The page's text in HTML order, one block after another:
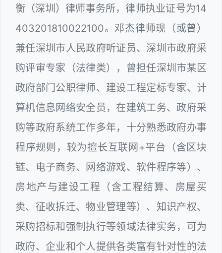
衡（深圳）律师事务所，律师执业证号为14
403201810022100。邓杰律师现（或曾）
兼任深圳市人民政府听证员、深圳市政府采
购评审专家（法律类），曾担任深圳市某区
政府部门公职律师、建设工程定标专家、计
算机信息网络安全员，在建筑工务、政府采
购等政府系统工作多年，十分熟悉政府办事
程序规则，较为擅长互联网+平台（含区块
链、电子商务、网络游戏、软件程序等）、
房地产与建设工程（含工程结算、房屋买
卖、征收拆迁、物业管理等）、知识产权、
采购招标和强制执行等领域法律实务，可为
政府、企业和个人提供各类富有针对性的法